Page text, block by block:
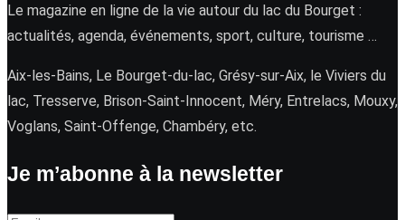
Le magazine en ligne de la vie autour du lac du Bourget :
actualités, agenda, événements, sport, culture, tourisme …
Aix-les-Bains, Le Bourget-du-lac, Grésy-sur-Aix, le Viviers du
lac, Tresserve, Brison-Saint-Innocent, Méry, Entrelacs, Mouxy,
Voglans, Saint-Offenge, Chambéry, etc.
Je m’abonne à la newsletter